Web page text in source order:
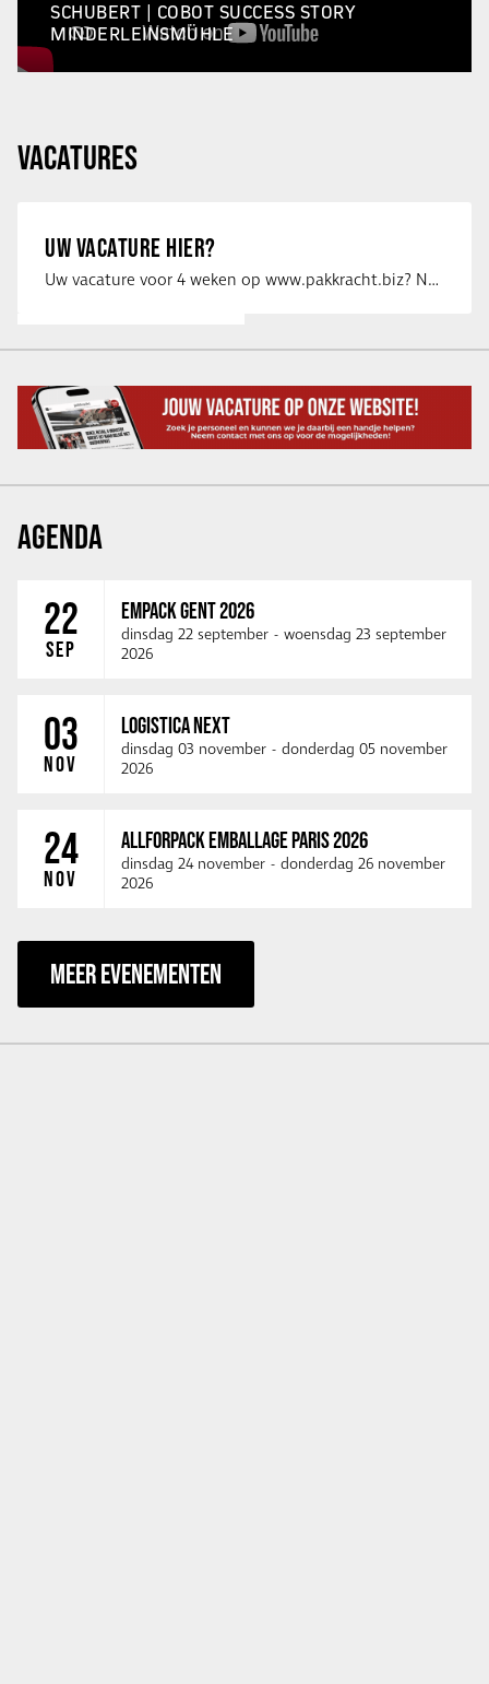
SCHUBERT | COBOT SUCCESS STORY
MINDERLEINSMÜHLE
VACATURES
UW VACATURE HIER?
Uw vacature voor 4 weken op www.pakkracht.biz? Neem dan contact op met Yannick van …
AGENDA
22
SEP
EMPACK GENT 2026
dinsdag 22 september - woensdag 23 september
2026
03
NOV
LOGISTICA NEXT
dinsdag 03 november - donderdag 05 november
2026
24
NOV
ALLFORPACK EMBALLAGE PARIS 2026
dinsdag 24 november - donderdag 26 november
2026
MEER EVENEMENTEN